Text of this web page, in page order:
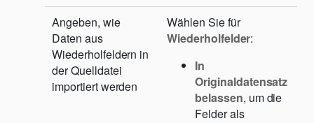
Angeben, wie
Daten aus
Wiederholfeldern in
der Quelldatei
importiert werden
Wählen Sie für
Wiederholfelder:
In
Originaldatensatz
belassen, um die
Felder als